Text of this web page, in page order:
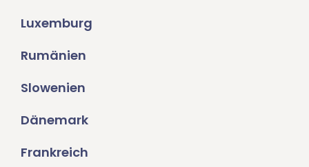
Luxemburg
Rumänien
Slowenien
Dänemark
Frankreich